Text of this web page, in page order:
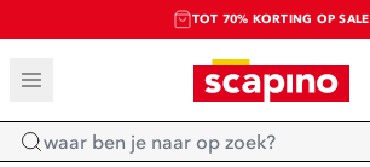
TOT 70% KORTING OP SALE
SALE: LAATSTE KANS!
SHOP NIEUW
Home